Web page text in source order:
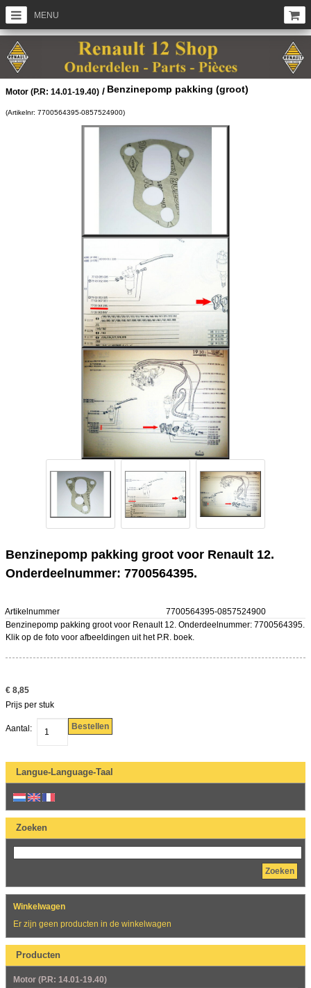
MENU
Motor (P.R: 14.01-19.40) / Benzinepomp pakking (groot)
(Artikelnr: 7700564395-0857524900)
Benzinepomp pakking groot voor Renault 12.
Onderdeelnummer: 7700564395.
Artikelnummer
7700564395-0857524900
Benzinepomp pakking groot voor Renault 12. Onderdeelnummer: 7700564395.
Klik op de foto voor afbeeldingen uit het P.R. boek.
€ 8,85
Prijs per stuk
Aantal: Bestellen
Langue-Language-Taal
Zoeken
Zoeken
Winkelwagen
Er zijn geen producten in de winkelwagen
Producten
Motor (P.R: 14.01-19.40)